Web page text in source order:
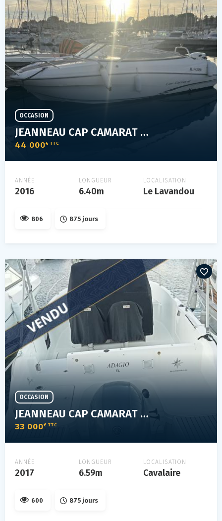
JEANNEAU CAP CAMARAT 6.5 DC
44 000€ TTC
OCCASION
ANNÉE
2016
LONGUEUR
6.40m
LOCALISATION
Le Lavandou
806 875 jours
JEANNEAU CAP CAMARAT 6.5 CC
33 000€ TTC
OCCASION
ANNÉE
2017
LONGUEUR
6.59m
LOCALISATION
Cavalaire
600 875 jours